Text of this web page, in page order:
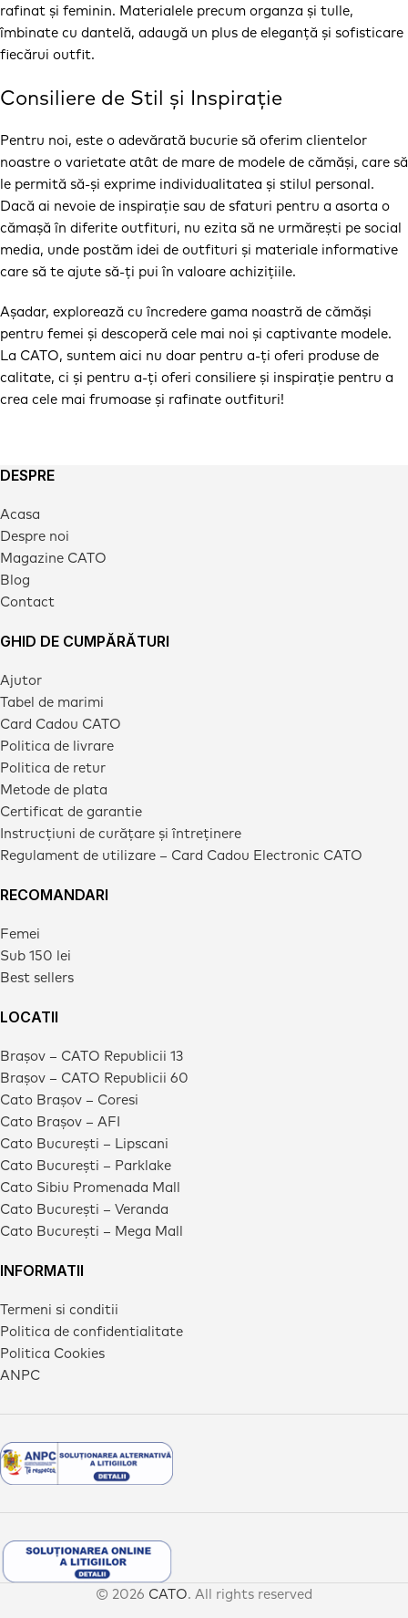
rafinat și feminin. Materialele precum organza și tulle,
îmbinate cu dantelă, adaugă un plus de eleganță și sofisticare
fiecărui outfit.
Consiliere de Stil și Inspirație
Pentru noi, este o adevărată bucurie să oferim clientelor
noastre o varietate atât de mare de modele de cămăși, care să
le permită să-și exprime individualitatea și stilul personal.
Dacă ai nevoie de inspirație sau de sfaturi pentru a asorta o
cămașă în diferite outfituri, nu ezita să ne urmărești pe social
media, unde postăm idei de outfituri și materiale informative
care să te ajute să-ți pui în valoare achizițiile.
Așadar, explorează cu încredere gama noastră de cămăși
pentru femei și descoperă cele mai noi și captivante modele.
La CATO, suntem aici nu doar pentru a-ți oferi produse de
calitate, ci și pentru a-ți oferi consiliere și inspirație pentru a
crea cele mai frumoase și rafinate outfituri!
DESPRE
Acasa
Despre noi
Magazine CATO
Blog
Contact
GHID DE CUMPĂRĂTURI
Ajutor
Tabel de marimi
Card Cadou CATO
Politica de livrare
Politica de retur
Metode de plata
Certificat de garantie
Instrucțiuni de curățare și întreținere
Regulament de utilizare – Card Cadou Electronic CATO
RECOMANDARI
Femei
Sub 150 lei
Best sellers
LOCATII
Brașov – CATO Republicii 13
Brașov – CATO Republicii 60
Cato Brașov – Coresi
Cato Brașov – AFI
Cato București – Lipscani
Cato București – Parklake
Cato Sibiu Promenada Mall
Cato București – Veranda
Cato București – Mega Mall
INFORMATII
Termeni si conditii
Politica de confidentialitate
Politica Cookies
ANPC
© 2026 CATO. All rights reserved